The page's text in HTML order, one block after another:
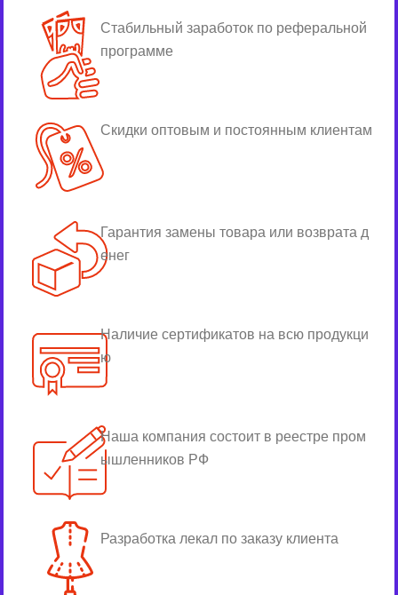
Стабильный заработок по реферальной
программе
Скидки оптовым и постоянным клиентам
Гарантия замены товара или возврата д
енег
Наличие сертификатов на всю продукци
ю
Наша компания состоит в реестре пром
ышленников РФ
Разработка лекал по заказу клиента